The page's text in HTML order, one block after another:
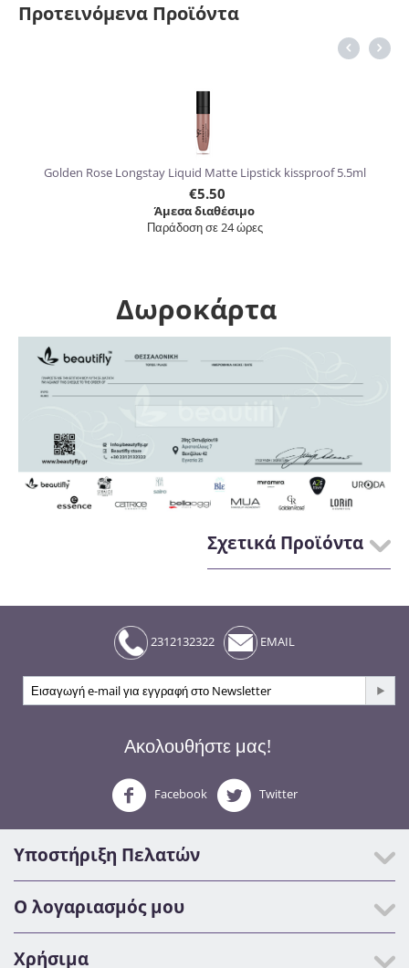
Προτεινόμενα Προϊόντα
Golden Rose Longstay Liquid Matte Lipstick kissproof 5.5ml
€5.50
Άμεσα διαθέσιμο
Παράδοση σε 24 ώρες
Δωροκάρτα
Σχετικά Προϊόντα
2312132322 EMAIL
Ακολουθήστε μας!
Facebook Twitter
Υποστήριξη Πελατών
Ο λογαριασμός μου
Χρήσιμα